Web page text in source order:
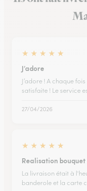
★ ★ ★ ★ ★
J’adore
J’adore ! A chaque
satisfaite ! Le service
27/04/2026
★ ★ ★ ★ ★
Realisation
La livraison était à
banderole et la carte